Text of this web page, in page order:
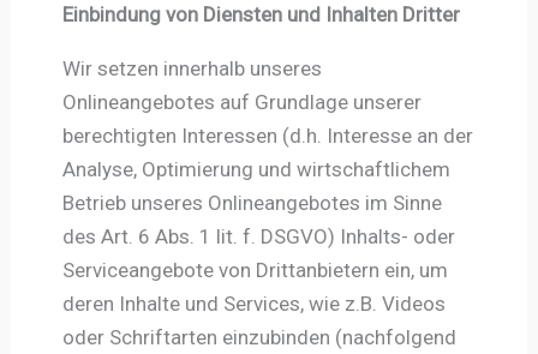
Einbindung von Diensten und Inhalten Dritter
Wir setzen innerhalb unseres
Onlineangebotes auf Grundlage unserer
berechtigten Interessen (d.h. Interesse an der
Analyse, Optimierung und wirtschaftlichem
Betrieb unseres Onlineangebotes im Sinne
des Art. 6 Abs. 1 lit. f. DSGVO) Inhalts- oder
Serviceangebote von Drittanbietern ein, um
deren Inhalte und Services, wie z.B. Videos
oder Schriftarten einzubinden (nachfolgend